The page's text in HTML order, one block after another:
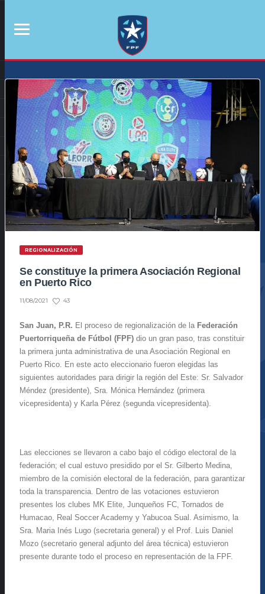
REGIONALIZACIÓN
Se constituye la primera Asociación Regional
en Puerto Rico
11/08/2021 43
San Juan, P.R. El proceso de regionalización de la Federación
Puertorriqueña de Fútbol (FPF) dio un gran paso, tras constituir
la primera junta administrativa de una Asociación Regional en
Puerto Rico. En este acto eleccionario fueron elegidas las
siguientes autoridades para dirigir la región del Este: Sr. Salvador
Méndez (presidente), Sra. Mónica Hernández (primera
vicepresidenta) y Karla Pérez (segunda vicepresidenta).
Las elecciones se llevaron a cabo bajo el código electoral de la
federación; el cual estuvo presidido por el Sr. Gilberto Medina,
miembro de la comisión electoral de la federación, para garantizar
toda la transparencia. Dentro de las votaciones estuvieron
presentes los clubes MK Elite, Junqueños FC, Tornados de
Humacao, Real Soccer Academy y Yabucoa Sual. Asimismo, la
Sra. Maria Inés Lugo (secretaria general) y el Prof. Luis Daniel
Mozo (secretario general adjunto del área técnica) estuvieron
presente durante todo el proceso en representación de la FPF.